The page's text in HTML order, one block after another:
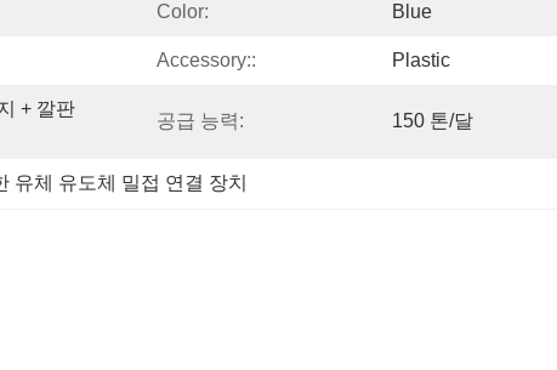
Color: Blue
Accessory:: Plastic
+ 깔판
공급 능력: 150 톤/달
유체 유도체 밀접 연결 장치